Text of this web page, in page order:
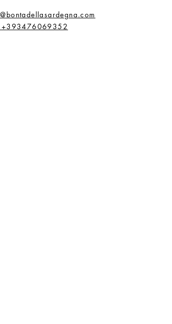
+393476069352